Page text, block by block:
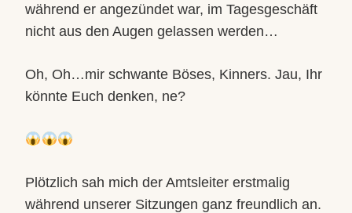
während er angezündet war, im Tagesgeschäft
nicht aus den Augen gelassen werden…
Oh, Oh…mir schwante Böses, Kinners. Jau, Ihr
könnte Euch denken, ne?
Plötzlich sah mich der Amtsleiter erstmalig
während unserer Sitzungen ganz freundlich an.